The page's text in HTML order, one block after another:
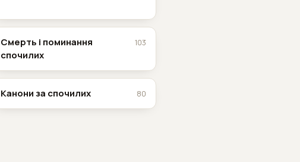
Смерть і поминання
спочилих
103
Канони за спочилих 80